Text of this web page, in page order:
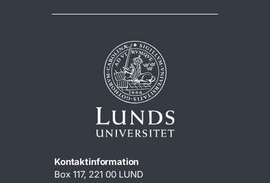
Kontaktinformation
Box 117, 221 00 LUND